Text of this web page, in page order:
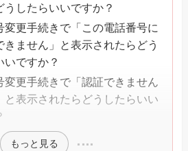
うしたらいいですか？
変更手続きで「この電話番号に
きません」と表示されたらどう
いですか？
変更手続きで「認証できません
と表示されたらどうしたらいい
もっと見る